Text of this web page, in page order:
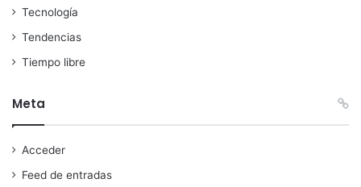
Tecnología
Tendencias
Tiempo libre
Meta
Acceder
Feed de entradas